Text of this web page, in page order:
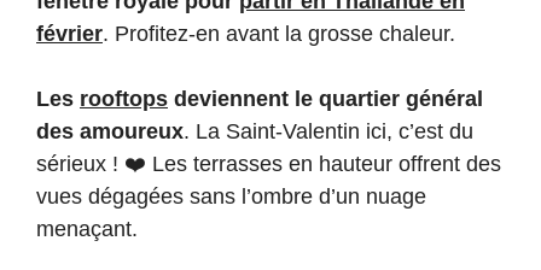
février. Profitez-en avant la grosse chaleur.
Les rooftops deviennent le quartier général
des amoureux. La Saint-Valentin ici, c’est du
sérieux ! ❤️ Les terrasses en hauteur offrent des
vues dégagées sans l’ombre d’un nuage
menaçant.